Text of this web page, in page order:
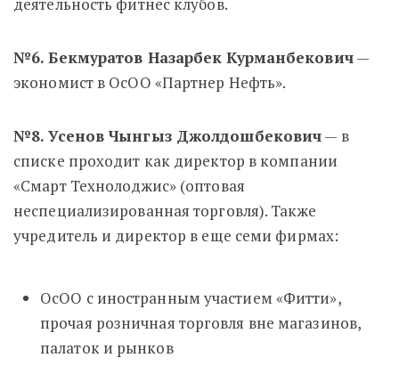
№6. Бекмуратов Назарбек Курманбекович—
экономист в ОсОО «Партнер Нефть».
№8. Усенов Чынгыз Джолдошбекович— в
списке проходит как директор в компании
«Смарт Технолоджис» (оптовая
неспециализированная торговля). Также
учредитель и директор в еще семи фирмах:
ОсОО с иностранным участием «Фитти»,
прочая розничная торговля вне магазинов,
палаток и рынков